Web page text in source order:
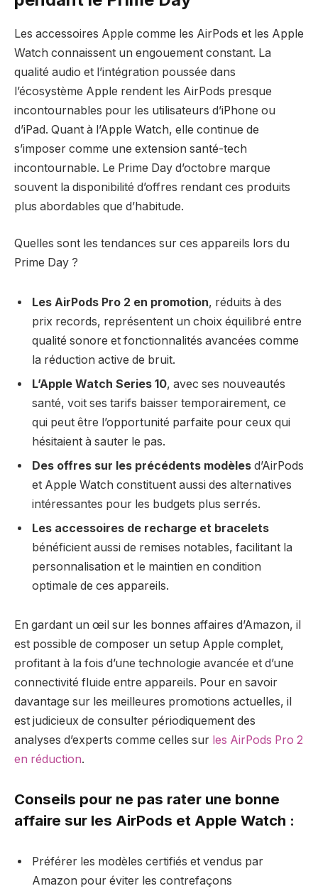
Les accessoires Apple comme les AirPods et les Apple
Watch connaissent un engouement constant. La
qualité audio et l’intégration poussée dans
l’écosystème Apple rendent les AirPods presque
incontournables pour les utilisateurs d’iPhone ou
d’iPad. Quant à l’Apple Watch, elle continue de
s’imposer comme une extension santé-tech
incontournable. Le Prime Day d’octobre marque
souvent la disponibilité d’offres rendant ces produits
plus abordables que d’habitude.
Quelles sont les tendances sur ces appareils lors du
Prime Day ?
Les AirPods Pro 2 en promotion, réduits à des
prix records, représentent un choix équilibré entre
qualité sonore et fonctionnalités avancées comme
la réduction active de bruit.
L’Apple Watch Series 10, avec ses nouveautés
santé, voit ses tarifs baisser temporairement, ce
qui peut être l’opportunité parfaite pour ceux qui
hésitaient à sauter le pas.
Des offres sur les précédents modèles d’AirPods
et Apple Watch constituent aussi des alternatives
intéressantes pour les budgets plus serrés.
Les accessoires de recharge et bracelets
bénéficient aussi de remises notables, facilitant la
personnalisation et le maintien en condition
optimale de ces appareils.
En gardant un œil sur les bonnes affaires d’Amazon, il
est possible de composer un setup Apple complet,
profitant à la fois d’une technologie avancée et d’une
connectivité fluide entre appareils. Pour en savoir
davantage sur les meilleures promotions actuelles, il
est judicieux de consulter périodiquement des
analyses d’experts comme celles sur les AirPods Pro 2
en réduction.
Conseils pour ne pas rater une bonne
affaire sur les AirPods et Apple Watch :
Préférer les modèles certifiés et vendus par
Amazon pour éviter les contrefaçons